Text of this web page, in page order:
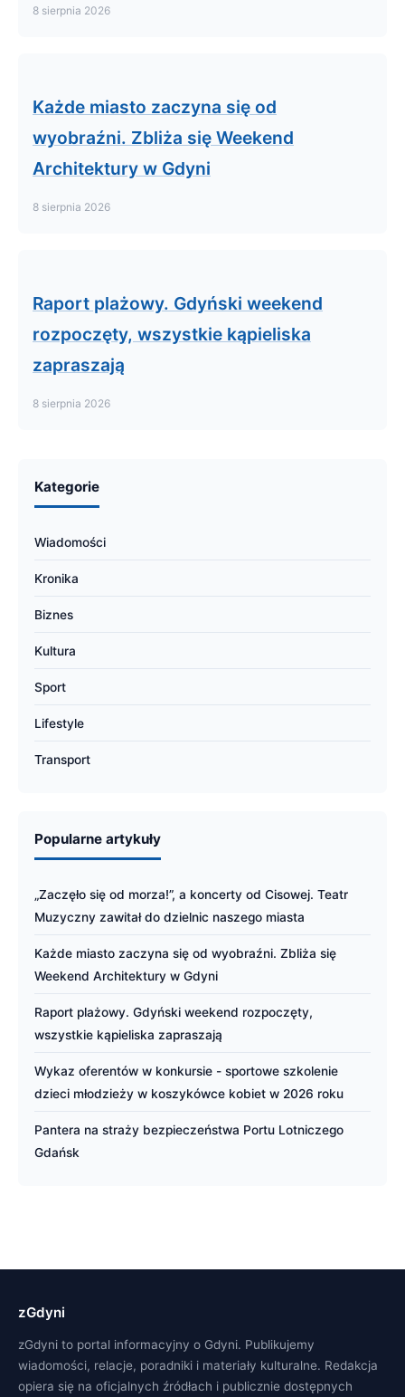
8 sierpnia 2026
Każde miasto zaczyna się od
wyobraźni. Zbliża się Weekend
Architektury w Gdyni
8 sierpnia 2026
Raport plażowy. Gdyński weekend
rozpoczęty, wszystkie kąpieliska
zapraszają
8 sierpnia 2026
Kategorie
Wiadomości
Kronika
Biznes
Kultura
Sport
Lifestyle
Transport
Popularne artykuły
„Zaczęło się od morza!”, a koncerty od Cisowej. Teatr
Muzyczny zawitał do dzielnic naszego miasta
Każde miasto zaczyna się od wyobraźni. Zbliża się
Weekend Architektury w Gdyni
Raport plażowy. Gdyński weekend rozpoczęty,
wszystkie kąpieliska zapraszają
Wykaz oferentów w konkursie - sportowe szkolenie
dzieci młodzieży w koszykówce kobiet w 2026 roku
Pantera na straży bezpieczeństwa Portu Lotniczego
Gdańsk
zGdyni
zGdyni to portal informacyjny o Gdyni. Publikujemy
wiadomości, relacje, poradniki i materiały kulturalne. Redakcja
opiera się na oficjalnych źródłach i publicznie dostępnych